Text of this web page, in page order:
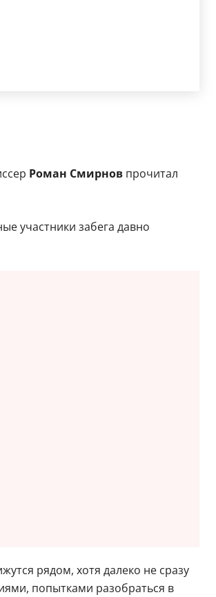
Роман Смирнов прочитал
участники забега давно
рядом, хотя далеко не сразу
попытками разобраться в